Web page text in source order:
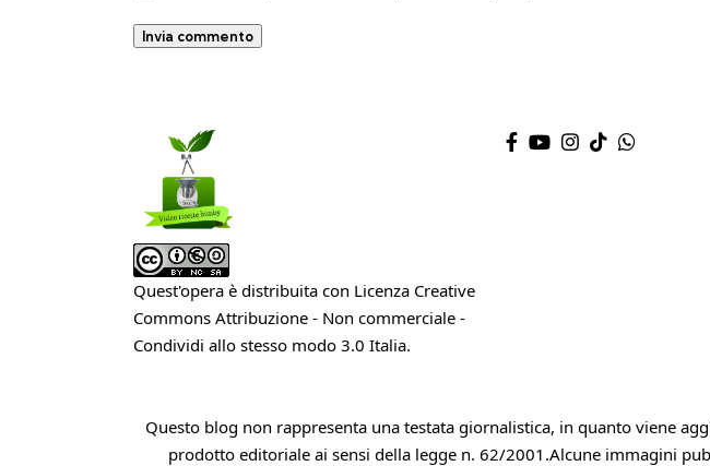
Quest'opera è distribuita con Licenza Creative
Commons Attribuzione - Non commerciale -
Condividi allo stesso modo 3.0 Italia.
Questo blog non rappresenta una testata giornalistica, in quanto viene
prodotto editoriale ai sensi della legge n. 62/2001.Alcune immagini